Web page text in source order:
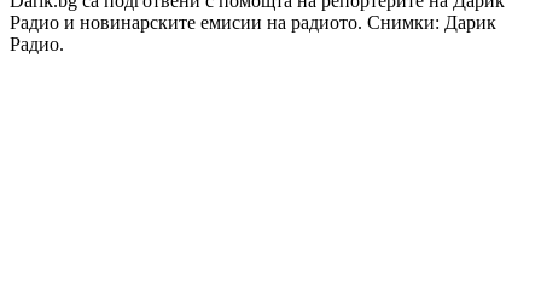
Радио и новинарските емисии на радиото. Снимки: Дарик
Радио.